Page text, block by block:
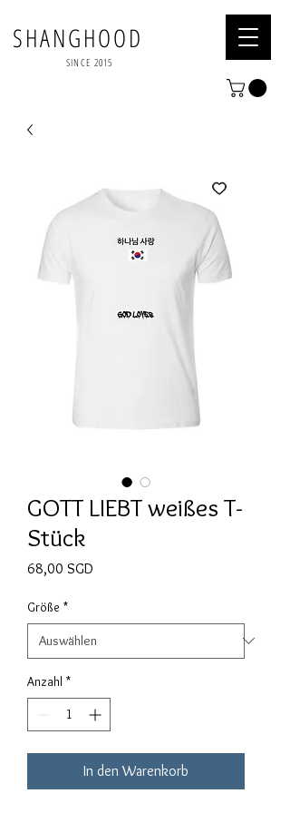
SHANGHOOD
SINCE 2015
GOTT LIEBT weißes T-
Stück
68,00 SGD
Größe *
Anzahl *
In den Warenkorb